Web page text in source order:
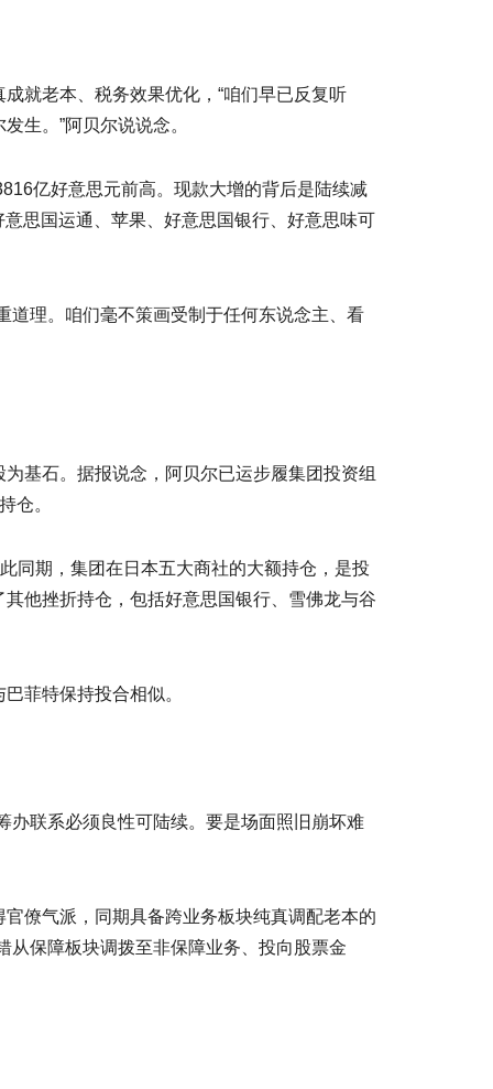
就老本、税务效果优化，“咱们早已反复听
生。”阿贝尔说说念。
亿好意思元前高。现款大增的背后是陆续减
思国运通、苹果、好意思国银行、好意思味可
理。咱们毫不策画受制于任何东说念主、看
石。据报说念，阿贝尔已运步履集团投资组
仓。
期，集团在日本五大商社的大额持仓，是投
他挫折持仓，包括好意思国银行、雪佛龙与谷
菲特保持投合相似。
联系必须良性可陆续。要是场面照旧崩坏难
僚气派，同期具备跨业务板块纯真调配老本的
保障板块调拨至非保障业务、投向股票金